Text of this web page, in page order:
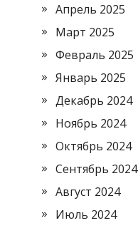
Апрель 2025
Март 2025
Февраль 2025
Январь 2025
Декабрь 2024
Ноябрь 2024
Октябрь 2024
Сентябрь 2024
Август 2024
Июль 2024